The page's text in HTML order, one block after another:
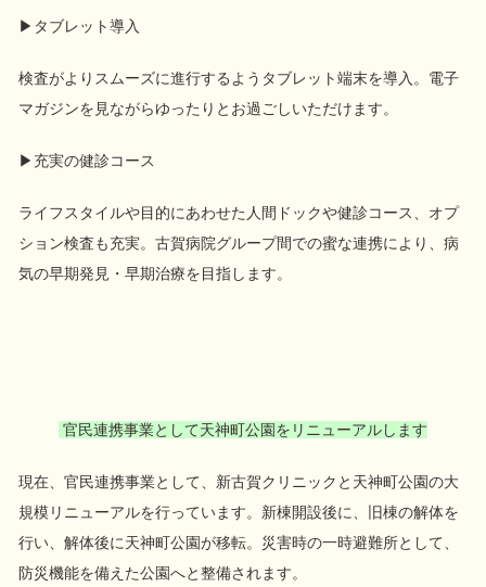
▶タブレット導入
検査がよりスムーズに進行するようタブレット端末を導入。電子
マガジンを見ながらゆったりとお過ごしいただけます。
▶充実の健診コース
ライフスタイルや目的にあわせた人間ドックや健診コース、オプ
ション検査も充実。古賀病院グループ間での蜜な連携により、病
気の早期発見・早期治療を目指します。
官民連携事業として天神町公園をリニューアルします
現在、官民連携事業として、新古賀クリニックと天神町公園の大
規模リニューアルを行っています。新棟開設後に、旧棟の解体を
行い、解体後に天神町公園が移転。災害時の一時避難所として、
防災機能を備えた公園へと整備されます。